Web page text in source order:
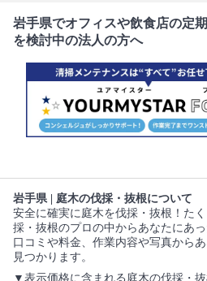
岩手県でオフィスや飲食店の定
を検討中の法人の方へ
岩手県 | 庭木の伐採・抜根について
安全に確実に庭木を伐採・抜根！た
採・抜根のプロの中からあなたにあ
口コミや料金、作業内容や写真から
見つかります。
▼表示価格に含まれる庭木の伐採・